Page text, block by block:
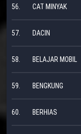
56. CAT MINYAK
57. DACIN
58. BELAJAR MOBIL
59. BENGKUNG
60. BERHIAS